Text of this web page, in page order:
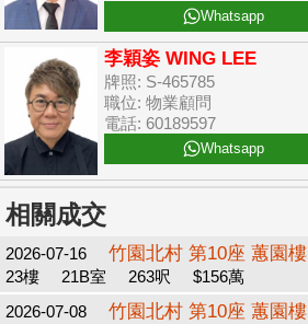
Whatsapp
李穎姿 WING LEE
牌照: S-465785
職位: 物業顧問
電話: 60189597
Whatsapp
相關成交
2026-07-16 竹園北村 第10座 蕙園樓
23樓 21B室 263呎
$156萬
2026-07-08
竹園北村 第10座 蕙園樓